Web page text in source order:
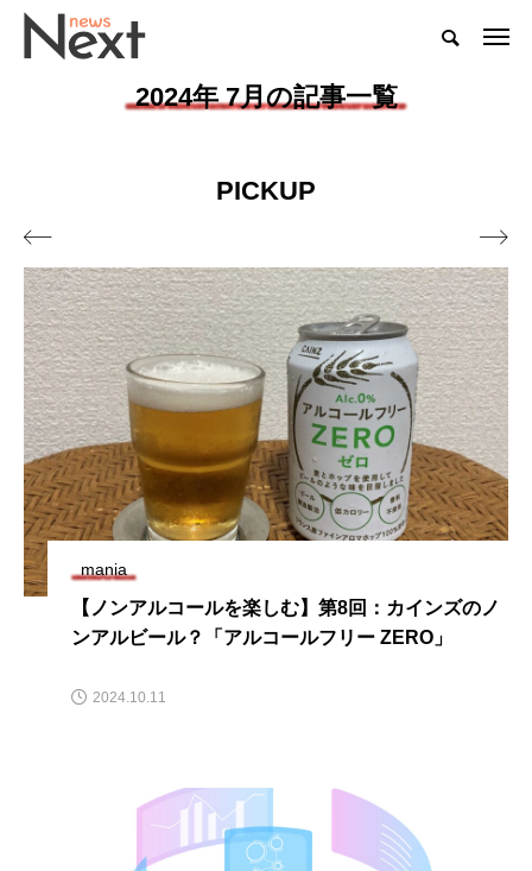
2024年 7月の記事一覧
PICKUP
mania
【ノンアルコールを楽しむ】第8回：カインズのノ
ンアルビール？「アルコールフリー ZERO」
2024.10.11
 